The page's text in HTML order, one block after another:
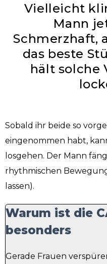
Vielleicht
Mann
Schmerzhaft,
das beste
hält solche
Sobald ihr beide so
eingenommen habt,
losgehen. Der Mann
rhythmischen
lassen).
Warum ist die
besonders
Gerade Frauen